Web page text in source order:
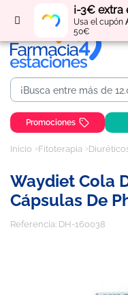
¡-3€ extra
Usa el cupón
50€
Regístratey
Promociones
Inicio Fitoterapia
Waydiet Cola
Cápsulas De
Referencia: DH-160038